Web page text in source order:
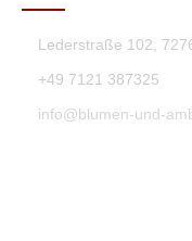
Lederstraße 102,
+49 7121 387325
info@blumen-und-